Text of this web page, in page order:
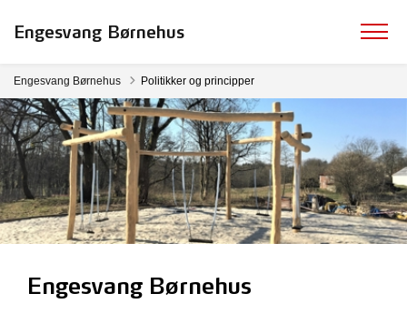
Engesvang Børnehus
Engesvang Børnehus Politikker og principper
Engesvang Børnehus